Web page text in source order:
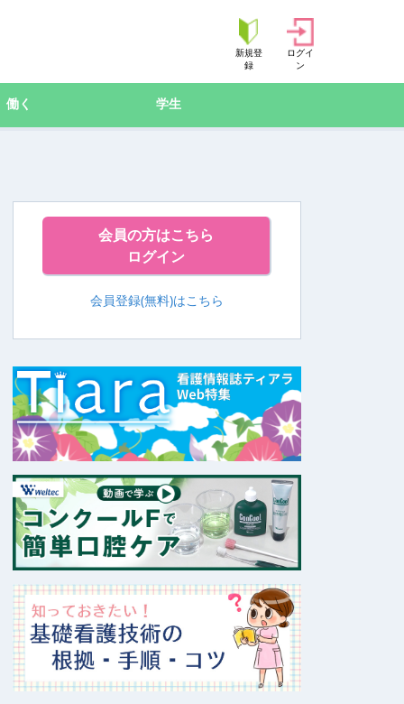
新規登
録
ログイ
ン
働く 学生
会員の方はこちら
ログイン
会員登録(無料)はこちら